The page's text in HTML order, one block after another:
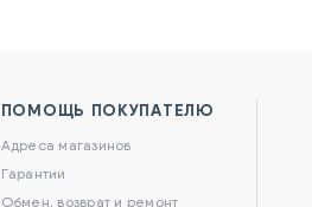
ПОМОЩЬ ПОКУПАТЕЛЮ
Адреса магазинов
Гарантии
Обмен, возврат и ремонт